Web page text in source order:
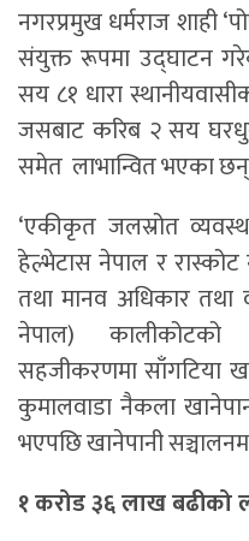
नगरप्रमुख धर्मराज शाही
संयुक्त रूपमा उद्घाटन
सय ८१ धारा
जसबाट करिब २ सय
समेत लाभान्वित भएका
‘एकीकृत जलस्रोत
हेल्भेटास नेपाल र
तथा मानव अधिकार तथा
नेपाल) कालीकोटको
सहजीकरणमा साँगटिया
कुमालवाडा नैकला
भएपछि खानेपानी
१ करोड ३६ लाख बढीको